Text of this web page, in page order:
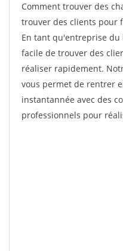
Comment trouver des
trouver des clients pour
En tant qu'entreprise
facile de trouver des
réaliser rapidement.
vous permet de rentrer
instantannée avec des
professionnels pour